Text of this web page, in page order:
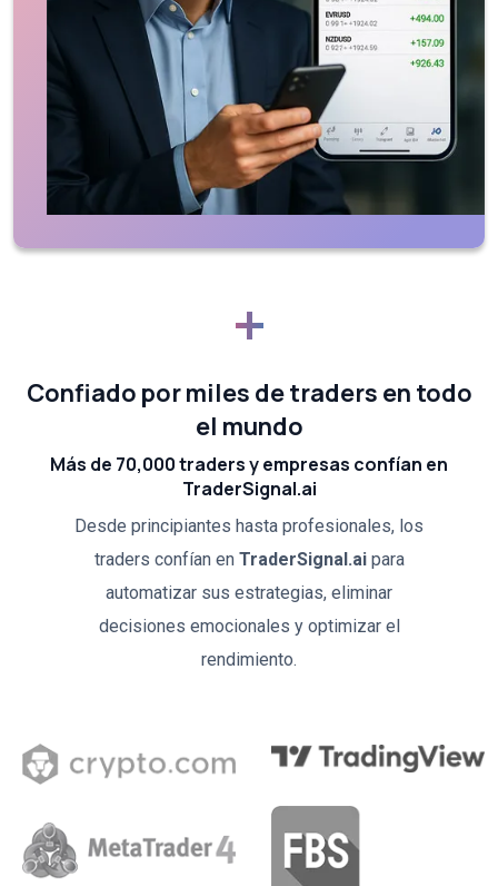
+
Confiado por miles de traders en todo
el mundo
Más de 70,000 traders y empresas confían en
TraderSignal.ai
Desde principiantes hasta profesionales, los
traders confían en TraderSignal.aipara
automatizar sus estrategias, eliminar
decisiones emocionales y optimizar el
rendimiento.